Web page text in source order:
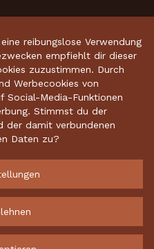
auf 2634bewertungen.
Gartenkeramik •
• Keramikhäuser
€
reibungslose Verwendung
empfiehlt dir dieser
zuzustimmen. Durch
Werbecookies von
Social-Media-Funktionen
Stimmst du der
der damit verbundenen
Daten zu?